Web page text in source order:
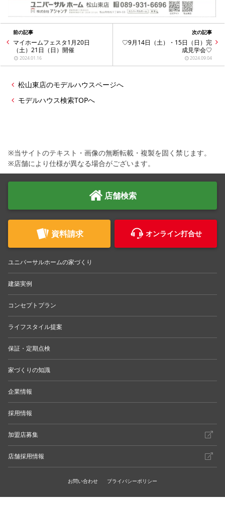
前の記事
マイホームフェスタ1月20日
（土）21日（日）開催
2024.01.16
次の記事
♡9月14日（土）・15日（日）完
成見学会♡
2024.09.04
松山東店のモデルハウスページへ
モデルハウス検索TOPへ
※当サイトのテキスト・画像の無断転載・複製を固く禁じます。
※店舗により仕様が異なる場合がございます。
店舗検索
資料請求 オンライン打合せ
ユニバーサルホームの家づくり
建築実例
コンセプトプラン
ライフスタイル提案
保証・定期点検
家づくりの知識
企業情報
採用情報
加盟店募集
店舗採用情報
お問い合わせ プライバシーポリシー